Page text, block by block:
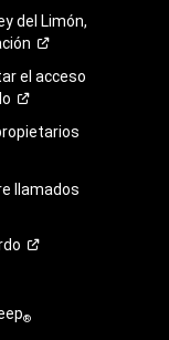
del Limón,
el acceso
llamados
®